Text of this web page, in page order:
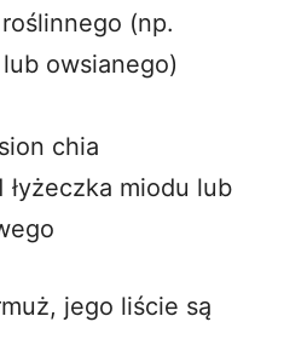
(np.
owsianego)
chia
łyżeczka miodu lub
jego liście są